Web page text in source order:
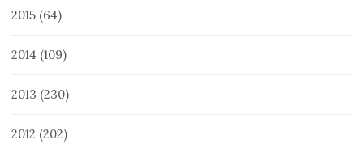
2015 (64)
2014 (109)
2013 (230)
2012 (202)